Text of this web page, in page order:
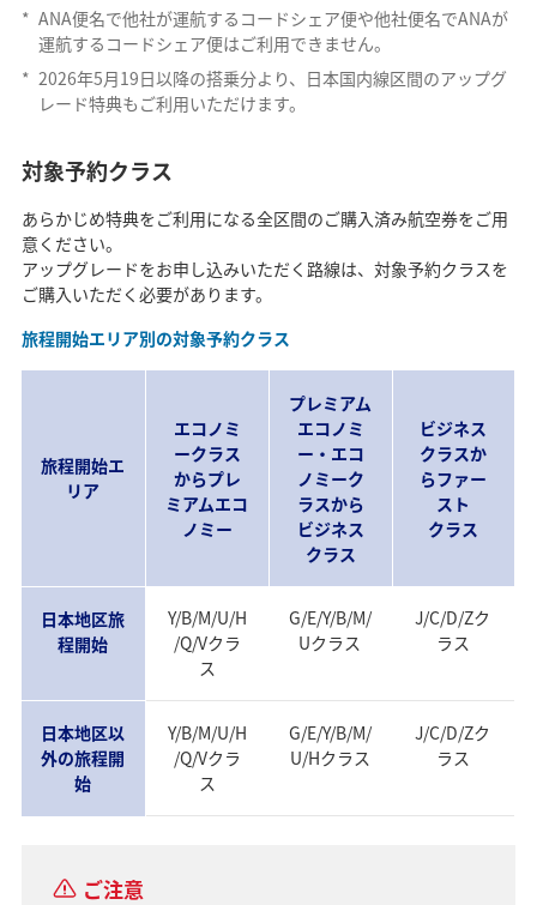
* ANA便名で他社が運航するコードシェア便や他社便名でANAが
運航するコードシェア便はご利用できません。
* 2026年5月19日以降の搭乗分より、日本国内線区間のアップグ
レード特典もご利用いただけます。
対象予約クラス
あらかじめ特典をご利用になる全区間のご購入済み航空券をご用
意ください。
アップグレードをお申し込みいただく路線は、対象予約クラスを
ご購入いただく必要があります。
旅程開始エリア別の対象予約クラス
旅程開始エ
リア
エコノミ
ークラス
からプレ
ミアムエコ
ノミー
プレミアム
エコノミ
ー・エコ
ノミーク
ラスから
ビジネス
クラス
ビジネス
クラスか
らファー
スト
クラス
日本地区旅
程開始
Y/B/M/U/H
/Q/Vクラ
ス
G/E/Y/B/M/
Uクラス
J/C/D/Zク
ラス
日本地区以
外の旅程開
始
Y/B/M/U/H
/Q/Vクラ
ス
G/E/Y/B/M/
U/Hクラス
J/C/D/Zク
ラス
ご注意